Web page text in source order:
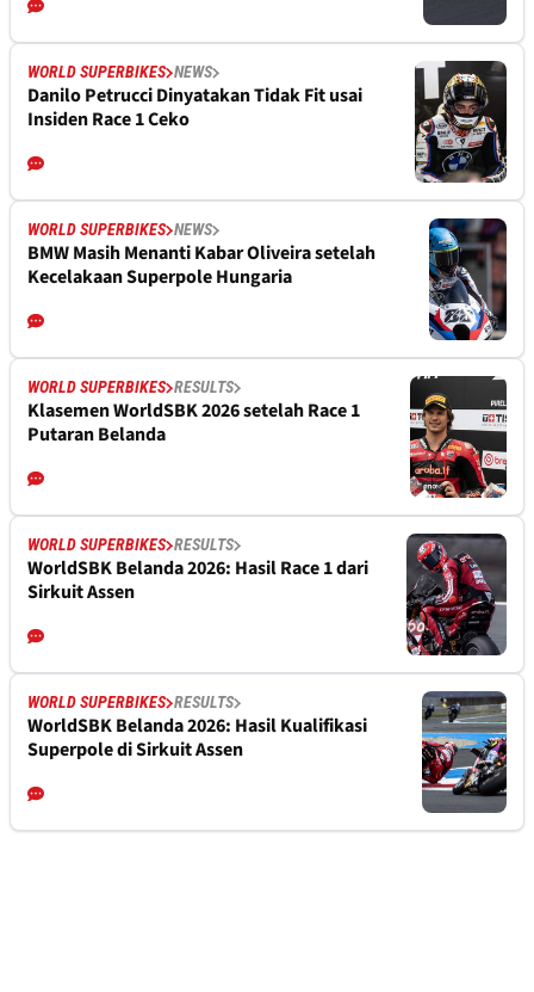
WORLD SUPERBIKES NEWS
Danilo Petrucci Dinyatakan Tidak Fit usai
Insiden Race 1 Ceko
WORLD SUPERBIKES NEWS
BMW Masih Menanti Kabar Oliveira setelah
Kecelakaan Superpole Hungaria
WORLD SUPERBIKES RESULTS
Klasemen WorldSBK 2026 setelah Race 1
Putaran Belanda
WORLD SUPERBIKES RESULTS
WorldSBK Belanda 2026: Hasil Race 1 dari
Sirkuit Assen
WORLD SUPERBIKES RESULTS
WorldSBK Belanda 2026: Hasil Kualifikasi
Superpole di Sirkuit Assen